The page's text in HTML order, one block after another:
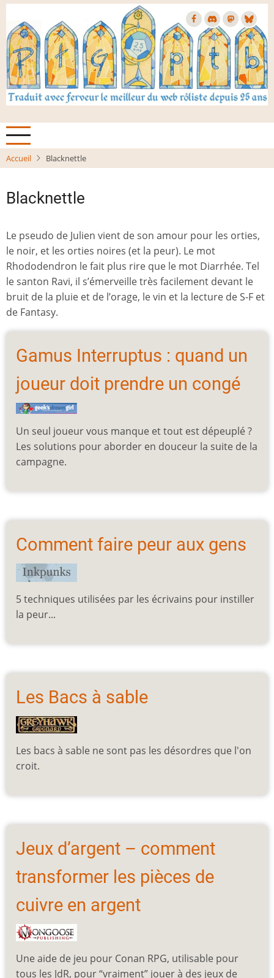
Aller
contenu
principal
Accueil Blacknettle
Blacknettle
Le pseudo de Julien vient de son amour pour les orties,
le noir, et les orties noires (et la peur). Le mot
Rhododendron le fait plus rire que le mot Diarrhée. Tel
le santon Ravi, il s’émerveille très facilement devant le
bruit de la pluie et de l’orage, le vin et la lecture de S-F et
de Fantasy.
Gamus Interruptus : quand un
joueur doit prendre un congé
Un seul joueur vous manque et tout est dépeuplé ?
Les solutions pour aborder en douceur la suite de la
campagne.
Comment faire peur aux gens
5 techniques utilisées par les écrivains pour instiller
la peur...
Les Bacs à sable
Les bacs à sable ne sont pas les désordres que l'on
croit.
Jeux d’argent – comment
transformer les pièces de
cuivre en argent
Une aide de jeu pour Conan RPG, utilisable pour
tous les JdR, pour “vraiment” jouer à des jeux de